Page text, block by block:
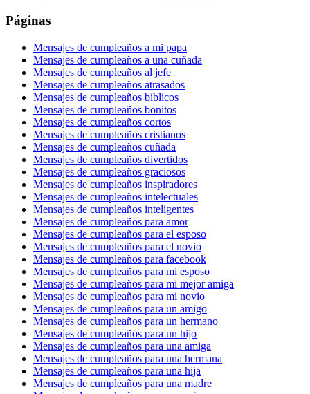
Páginas
Mensajes de cumpleaños a mi papa
Mensajes de cumpleaños a una cuñada
Mensajes de cumpleaños al jefe
Mensajes de cumpleaños atrasados
Mensajes de cumpleaños biblicos
Mensajes de cumpleaños bonitos
Mensajes de cumpleaños cortos
Mensajes de cumpleaños cristianos
Mensajes de cumpleaños cuñada
Mensajes de cumpleaños divertidos
Mensajes de cumpleaños graciosos
Mensajes de cumpleaños inspiradores
Mensajes de cumpleaños intelectuales
Mensajes de cumpleaños inteligentes
Mensajes de cumpleaños para amor
Mensajes de cumpleaños para el esposo
Mensajes de cumpleaños para el novio
Mensajes de cumpleaños para facebook
Mensajes de cumpleaños para mi esposo
Mensajes de cumpleaños para mi mejor amiga
Mensajes de cumpleaños para mi novio
Mensajes de cumpleaños para un amigo
Mensajes de cumpleaños para un hermano
Mensajes de cumpleaños para un hijo
Mensajes de cumpleaños para una amiga
Mensajes de cumpleaños para una hermana
Mensajes de cumpleaños para una hija
Mensajes de cumpleaños para una madre